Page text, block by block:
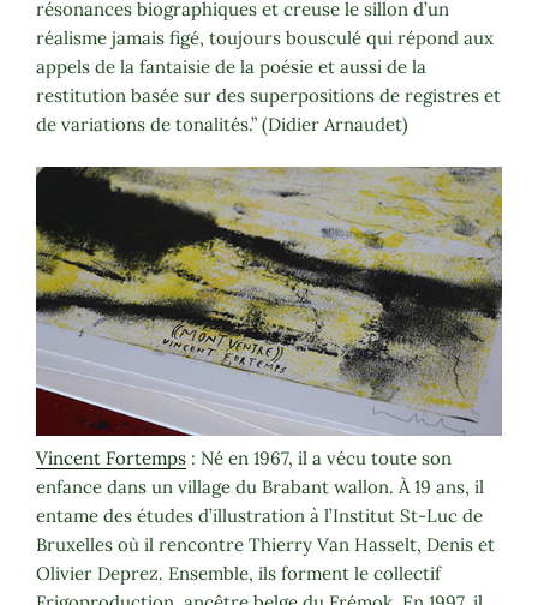
résonances biographiques et creuse le sillon d’un
réalisme jamais figé, toujours bousculé qui répond aux
appels de la fantaisie de la poésie et aussi de la
restitution basée sur des superpositions de registres et
de variations de tonalités.” (Didier Arnaudet)
Vincent Fortemps : Né en 1967, il a vécu toute son
enfance dans un village du Brabant wallon. À 19 ans, il
entame des études d’illustration à l’Institut St-Luc de
Bruxelles où il rencontre Thierry Van Hasselt, Denis et
Olivier Deprez. Ensemble, ils forment le collectif